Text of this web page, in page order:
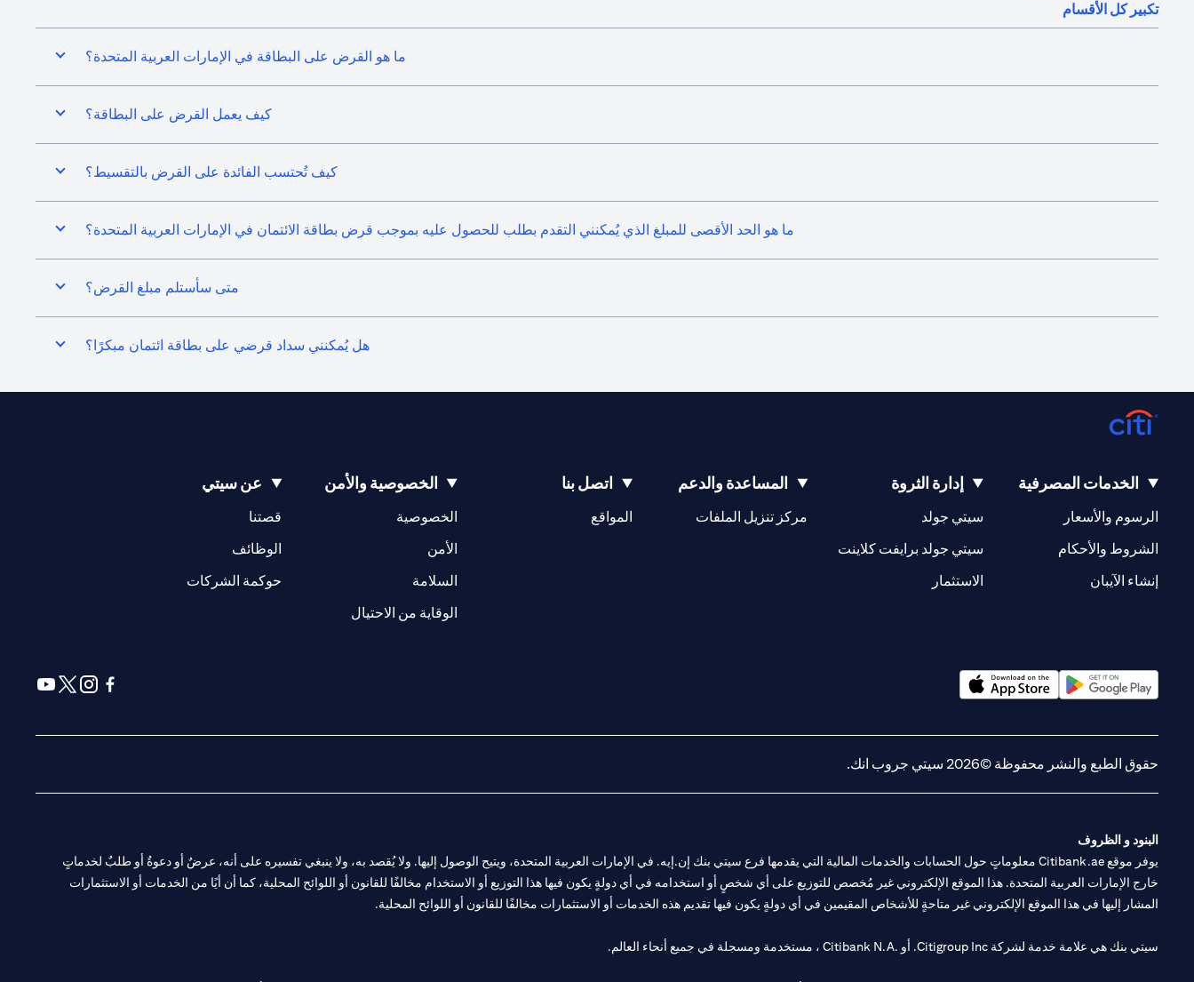
تكبير كل الأقسام
ما هو القرض على البطاقة في الإمارات العربية المتحدة؟
كيف يعمل القرض على البطاقة؟
كيف تُحتسب الفائدة على القرض بالتقسيط؟
ما هو الحد الأقصى للمبلغ الذي يُمكنني التقدم بطلب للحصول عليه بموجب قرض بطاقة الائتمان في الإمارات العربية المتحدة؟
متى سأستلم مبلغ القرض؟
هل يُمكنني سداد قرضي على بطاقة ائتمان مبكرًا؟
الخدمات المصرفية
الرسوم والأسعار
الشروط والأحكام
إنشاء الآيبان
إدارة الثروة
سيتي جولد
سيتي جولد برايفت كلاينت
الاستثمار
المساعدة والدعم
مركز تنزيل الملفات
اتصل بنا
المواقع
(opens in a new tab)
الخصوصية والأمن
الخصوصية
الأمن
السلامة
الوقاية من الاحتيال
عن سيتي
قصتنا
(opens in a new tab)
الوظائف
(opens in a new tab)
حوكمة الشركات
(opens in a new tab)
حقوق الطبع والنشر محفوظة ©2026 سيتي جروب انك.
البنود و الظروف
يوفر موقع Citibank.ae معلوماتٍ حول الحسابات والخدمات المالية التي يقدمها فرع سيتي بنك إن.إيه. في الإمارات العربية المتحدة، ويتيح الوصول إليها. ولا يُقصد به، ولا ينبغي تفسيره على أنه، عرضٌ أو دعوةٌ أو طلبٌ لخدماتٍ
خارج الإمارات العربية المتحدة. هذا الموقع الإلكتروني غير مُخصص للتوزيع على أي شخصٍ أو استخدامه في أي دولةٍ يكون فيها هذا التوزيع أو الاستخدام مخالفًا للقانون أو اللوائح المحلية، كما أن أيًا من الخدمات أو الاستثمارات
المشار إليها في هذا الموقع الإلكتروني غير متاحةٍ للأشخاص المقيمين في أي دولةٍ يكون فيها تقديم هذه الخدمات أو الاستثمارات مخالفًا للقانون أو اللوائح المحلية.
سيتي بنك هي علامة خدمة لشركة Citigroup Inc. أو .Citibank N.A ، مستخدمة ومسجلة في جميع أنحاء العالم.